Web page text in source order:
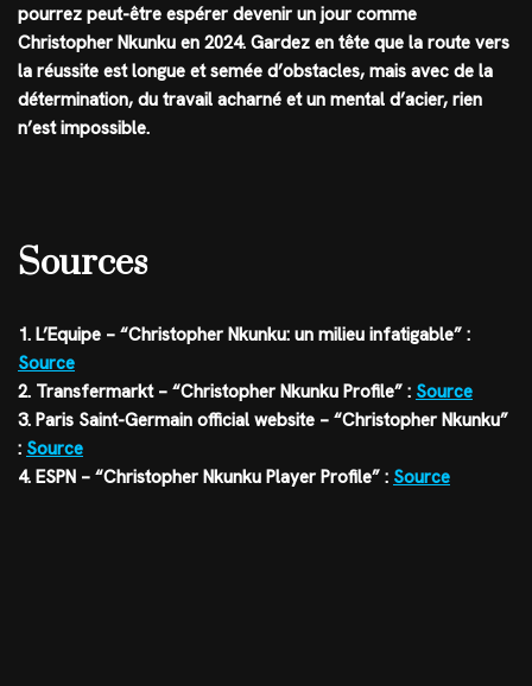
pourrez peut-être espérer devenir un jour comme
Christopher Nkunku en 2024. Gardez en tête que la route vers
la réussite est longue et semée d’obstacles, mais avec de la
détermination, du travail acharné et un mental d’acier, rien
n’est impossible.
Sources
1. L’Equipe – “Christopher Nkunku: un milieu infatigable” :
Source
2. Transfermarkt – “Christopher Nkunku Profile” : Source
3. Paris Saint-Germain official website – “Christopher Nkunku”
: Source
4. ESPN – “Christopher Nkunku Player Profile” : Source